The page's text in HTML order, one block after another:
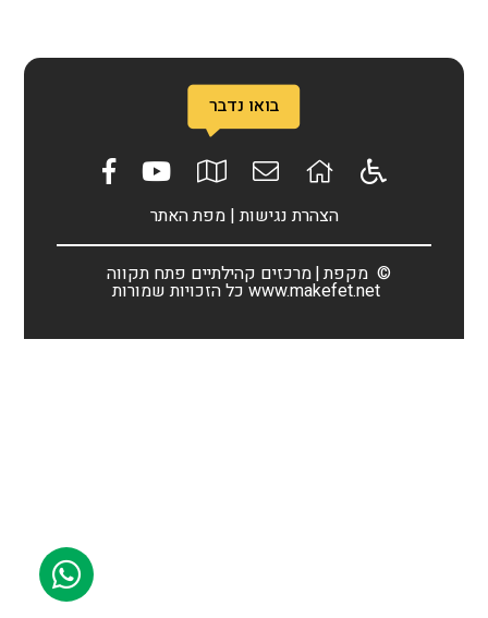
בואו נדבר
הצהרת נגישות| מפת האתר
© מקפת מרכזים קהילתיים פתח תקווה
www.makefet.net כל הזכויות שמורות